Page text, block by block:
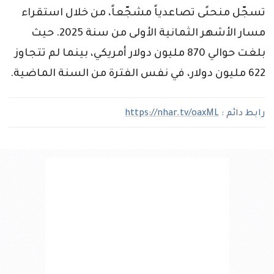
تسجّل منحىًى تصاعدياً مشجّعاً، من خلال استقراء
مسار الأشهر الثمانية الأولى من سنة 2025. حيث
بلغت حوالي 870 مليون دولار أمريكي، بينما لم تتجاوز
622 مليون دولار، في نفس الفترة من السنة الماضية.
رابط دائم : https://nhar.tv/oaxML